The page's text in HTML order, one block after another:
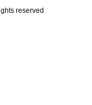
reserved